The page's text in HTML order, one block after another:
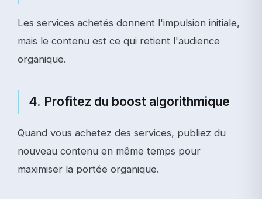
Les services achetés donnent l'impulsion initiale,
mais le contenu est ce qui retient l'audience
organique.
4. Profitez du boost algorithmique
Quand vous achetez des services, publiez du
nouveau contenu en même temps pour
maximiser la portée organique.